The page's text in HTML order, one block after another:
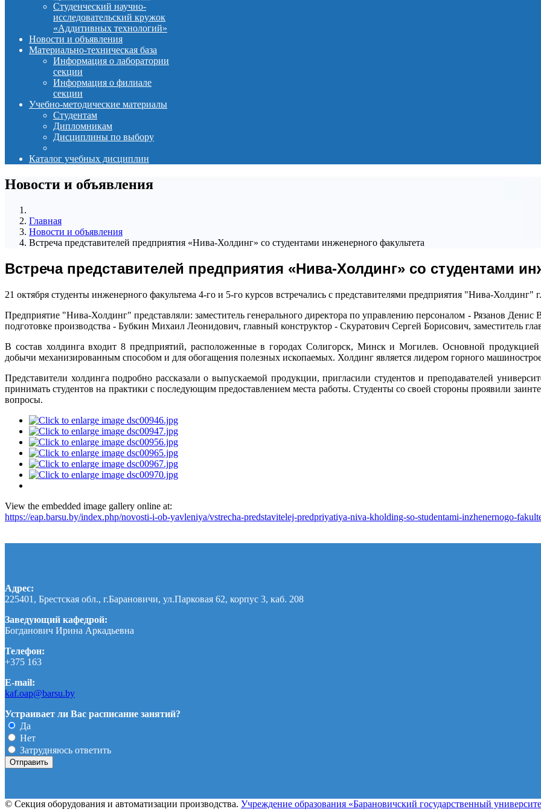
Студенческий научно-
исследовательский кружок
«Аддитивных технологий»
Новости и объявления
Материально-техническая база
Информация о лаборатории
секции
Информация о филиале
секции
Учебно-методические материалы
Студентам
Дипломникам
Дисциплины по выбору
Каталог учебных дисциплин
Новости и объявления
Главная
Новости и объявления
Встреча представителей предприятия «Нива-Холдинг» со студентами инженерного факультета
Встреча представителей предприятия «Нива-Холдинг» со студентами
21 октября студенты инженерного факультема 4-го и 5-го курсов встречались с представителями предприятия "Нива-Холдинг"
Предприятие "Нива-Холдинг" представляли: заместитель генерального директора по управлению персоналом - Рязанов Денис
подготовке производства - Бубкин Михаил Леонидович, главный конструктор - Скуратович Сергей Борисович, заместитель
В состав холдинга входит 8 предприятий, расположенные в городах Солигорск, Минск и Могилев. Основной продукцией
добычи механизированным способом и для обогащения полезных ископаемых. Холдинг является лидером горного
Представители холдинга подробно рассказали о выпускаемой продукции, пригласили студентов и преподавателей
принимать студентов на практики с последующим предоставлением места работы. Студенты со своей стороны проявили
вопросы.
View the embedded image gallery online at:
https://eap.barsu.by/index.php/novosti-i-ob-yavleniya/vstrecha-predstavitelej-predpriyatiya-niva-kholding-so-studentami-inzhenernogo-
Адрес:
225401, Брестская обл., г.Барановичи, ул.Парковая 62, корпус 3, каб. 208
Заведующий кафедрой:
Богданович Ирина Аркадьевна
Телефон:
+375 163
E-mail:
kaf.oap@barsu.by
Устраивает ли Вас расписание занятий?
Да
Нет
Затрудняюсь ответить
© Секция оборудования и автоматизации производства. Учреждение образования «Барановичский государственный